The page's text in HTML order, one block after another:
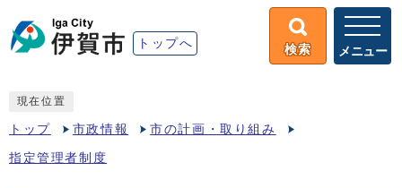
トップへ 検索 メニュー
現在位置
トップ 市政情報 市の計画・取り組み
指定管理者制度